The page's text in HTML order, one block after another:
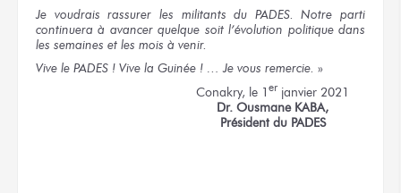
Je voudrais rassurer les militants du PADES. Notre parti
continuera à avancer quelque soit l’évolution politique dans
les semaines et les mois à venir.
Vive le PADES ! Vive la Guinée ! … Je vous remercie. »
Conakry, le 1er janvier 2021
Dr. Ousmane KABA,
Président du PADES